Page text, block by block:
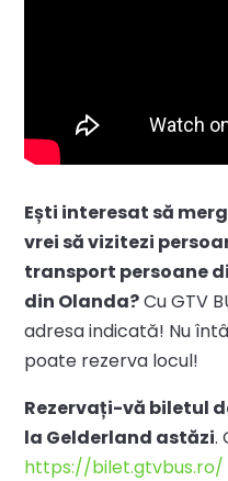
Ești interesat să
vrei să vizitezi
transport persoane
din Olanda?Cu GTV
adresa indicată! Nu
poate rezerva locul!
Rezervați-vă biletul
la Gelderland astăzi.
https://bilet.gtvbus.ro/